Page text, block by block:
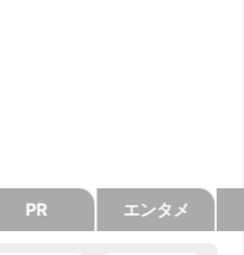
PR エンタメ